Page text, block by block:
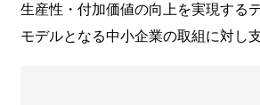
生産性・付加価値の向上を実現する
モデルとなる中小企業の取組に対し